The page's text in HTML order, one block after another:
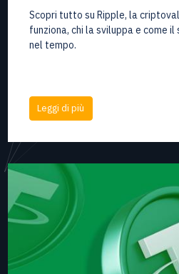
Scopri tutto su Ripple, la
funziona, chi la sviluppa e come
nel tempo.
Leggi di più